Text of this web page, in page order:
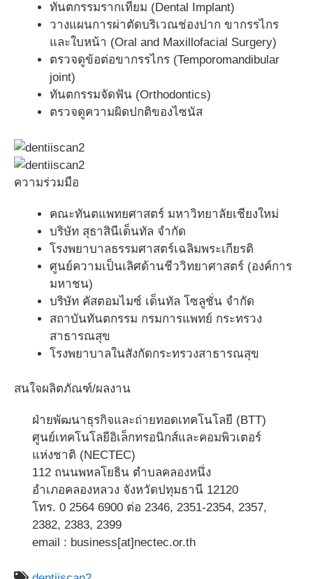
ทันตกรรมรากเทียม (Dental Implant)
วางแผนการผ่าตัดบริเวณช่องปาก ขากรรไกร
และใบหน้า (Oral and Maxillofacial Surgery)
ตรวจดูข้อต่อขากรรไกร (Temporomandibular
joint)
ทันตกรรมจัดฟัน (Orthodontics)
ตรวจดูความผิดปกติของไซนัส
ความร่วมมือ
คณะทันตแพทยศาสตร์ มหาวิทยาลัยเชียงใหม่
บริษัท สุธาสินีเด็นทัล จำกัด
โรงพยาบาลธรรมศาสตร์เฉลิมพระเกียรติ
ศูนย์ความเป็นเลิศด้านชีววิทยาศาสตร์ (องค์การ
มหาชน)
บริษัท คัสตอมไมซ์ เด็นทัล โซลูชั่น จำกัด
สถาบันทันตกรรม กรมการแพทย์ กระทรวง
สาธารณสุข
โรงพยาบาลในสังกัดกระทรวงสาธารณสุข
สนใจผลิตภัณฑ์/ผลงาน
ฝ่ายพัฒนาธุรกิจและถ่ายทอดเทคโนโลยี (BTT)
ศูนย์เทคโนโลยีอิเล็กทรอนิกส์และคอมพิวเตอร์
แห่งชาติ (NECTEC)
112 ถนนพหลโยธิน ตำบลคลองหนึ่ง
อำเภอคลองหลวง จังหวัดปทุมธานี 12120
โทร. 0 2564 6900 ต่อ 2346, 2351-2354, 2357,
2382, 2383, 2399
email : business[at]nectec.or.th